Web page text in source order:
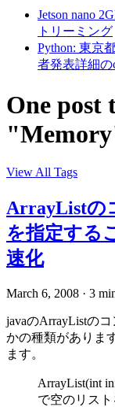
Jetson nano
トリーミング
Python: 東京
者発表詳細
One post
View All Tags
ArrayListの
を指定する
速化
March 6, 2008 · 3
javaのArrayListの
かの種類がありま
ます。
ArrayList(int
で空のリス